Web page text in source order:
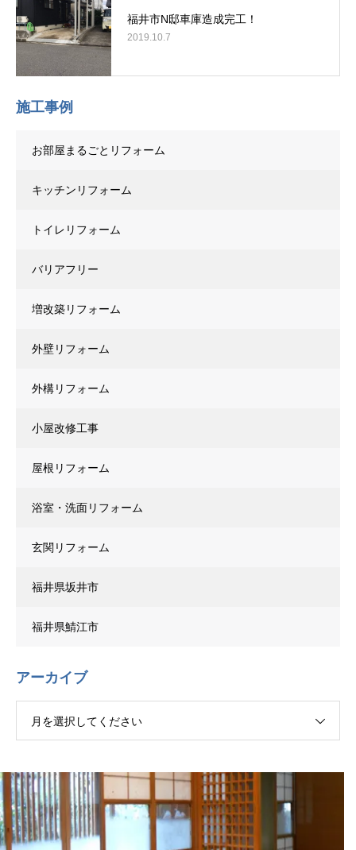
福井市N邸車庫造成完工！
2019.10.7
施工事例
お部屋まるごとリフォーム
キッチンリフォーム
トイレリフォーム
バリアフリー
増改築リフォーム
外壁リフォーム
外構リフォーム
小屋改修工事
屋根リフォーム
浴室・洗面リフォーム
玄関リフォーム
福井県坂井市
福井県鯖江市
アーカイブ
月を選択してください